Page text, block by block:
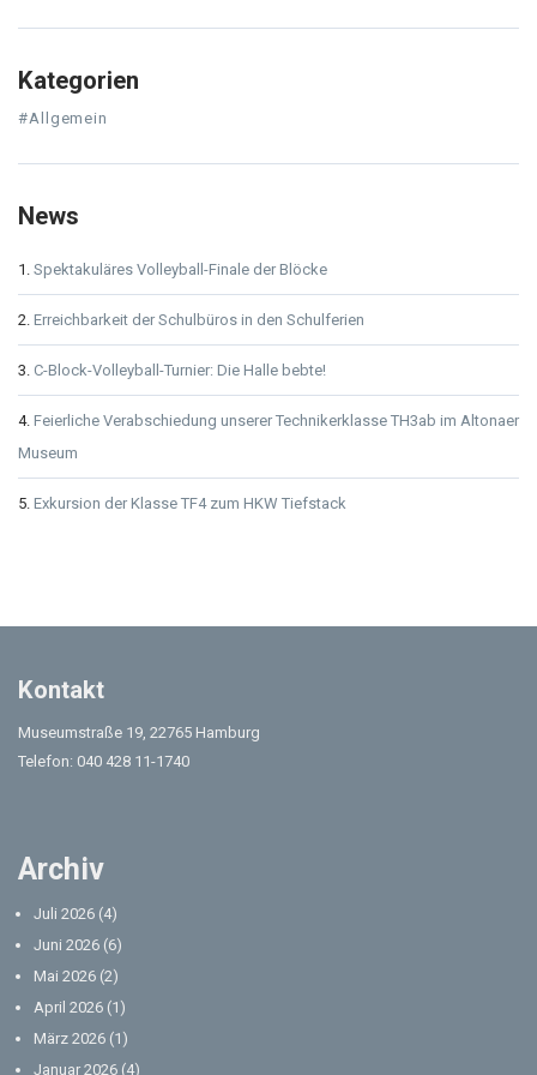
Kategorien
#Allgemein
News
Spektakuläres Volleyball-Finale der Blöcke
Erreichbarkeit der Schulbüros in den Schulferien
C-Block-Volleyball-Turnier: Die Halle bebte!
Feierliche Verabschiedung unserer Technikerklasse TH3ab im Altonaer
Museum
Exkursion der Klasse TF4 zum HKW Tiefstack
Kontakt
Museumstraße 19, 22765 Hamburg
Telefon: 040 428 11-1740
Archiv
Juli 2026 (4)
Juni 2026 (6)
Mai 2026 (2)
April 2026 (1)
März 2026 (1)
Januar 2026 (4)